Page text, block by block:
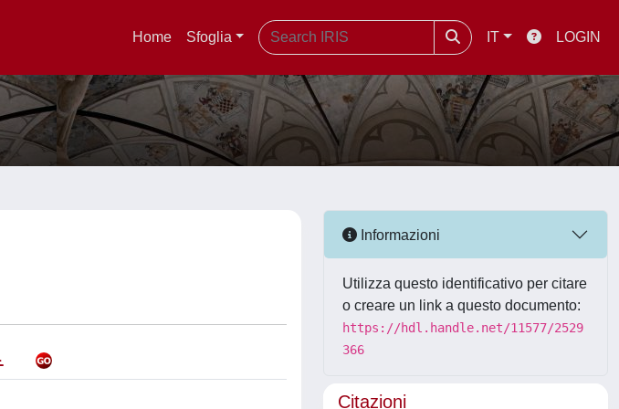
Home Sfoglia IT LOGIN
Informazioni
Utilizza questo identificativo per citare
o creare un link a questo documento:
https://hdl.handle.net/11577/2529
366
Citazioni